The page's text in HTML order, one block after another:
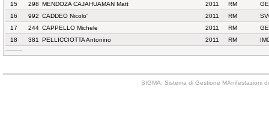
15
298 MENDOZA CAJAHUAMAN Matt 2011 RM
16
992 CADDEO Nicolo' 2011 RM
17
244 CAPPELLO Michele 2011 RM
18
381 PELLICCIOTTA Antonino 2011 RM
SIGMA: Sistema di Gestione MAnifestazioni